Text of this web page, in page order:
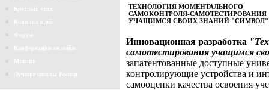
Круглый стол
Копилка идей
Форум
Конференции он-лайн
Мнение
Лучшие школы России
ТЕХНОЛОГИЯ МОМЕНТАЛЬНОГО
САМОКОНТРОЛЯ-САМОТЕСТИРОВАНИЯ
УЧАЩИМСЯ СВОИХ ЗНАНИЙ "СИМВОЛ"
Инновационная разработка
самотестирования учащимся
запатентованные доступные
контролирующие устройства и
самооценки качества освоения